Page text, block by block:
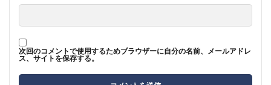
次回のコメントで使用するためブラウザーに自分の名前、メールアドレ
ス、サイトを保存する。